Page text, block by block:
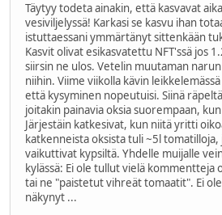
Täytyy todeta ainakin, että kasvavat
vesiviljelyssä! Karkasi se kasvu ihan
istuttaessani ymmärtänyt sittenkään
Kasvit olivat esikasvatettu NFT'ssä jos
siirsin ne ulos. Vetelin muutaman
niihin. Viime viikolla kävin
että kysyminen nopeutuisi. Siinä
joitakin painavia oksia suorempaan,
Järjestäin katkesivat, kun niitä yritti
katkenneista oksista tuli ~5l tomatilloja,
vaikuttivat kypsiltä. Yhdelle muijalle
kylässä: Ei ole tullut vielä kommentteja
tai ne "paistetut vihreät tomaatit". Ei
näkynyt ...